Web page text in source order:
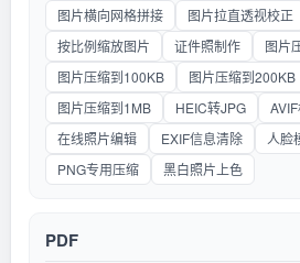
图片横向网格拼接
图片拉直透视校正
按比例缩放图片
证件照制作
图片
图片压缩到100KB
图片压缩到200KB
图片压缩到1MB
HEIC转JPG
在线照片编辑
EXIF信息清除
人脸
PNG专用压缩
黑白照片上色
PDF